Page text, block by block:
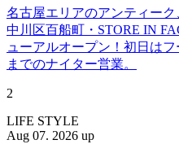
名古屋エリアのアンティーク
中川区百船町・STORE IN
ューアルオープン！初日は
までのナイター営業。
2
LIFE STYLE
Aug 07. 2026 up